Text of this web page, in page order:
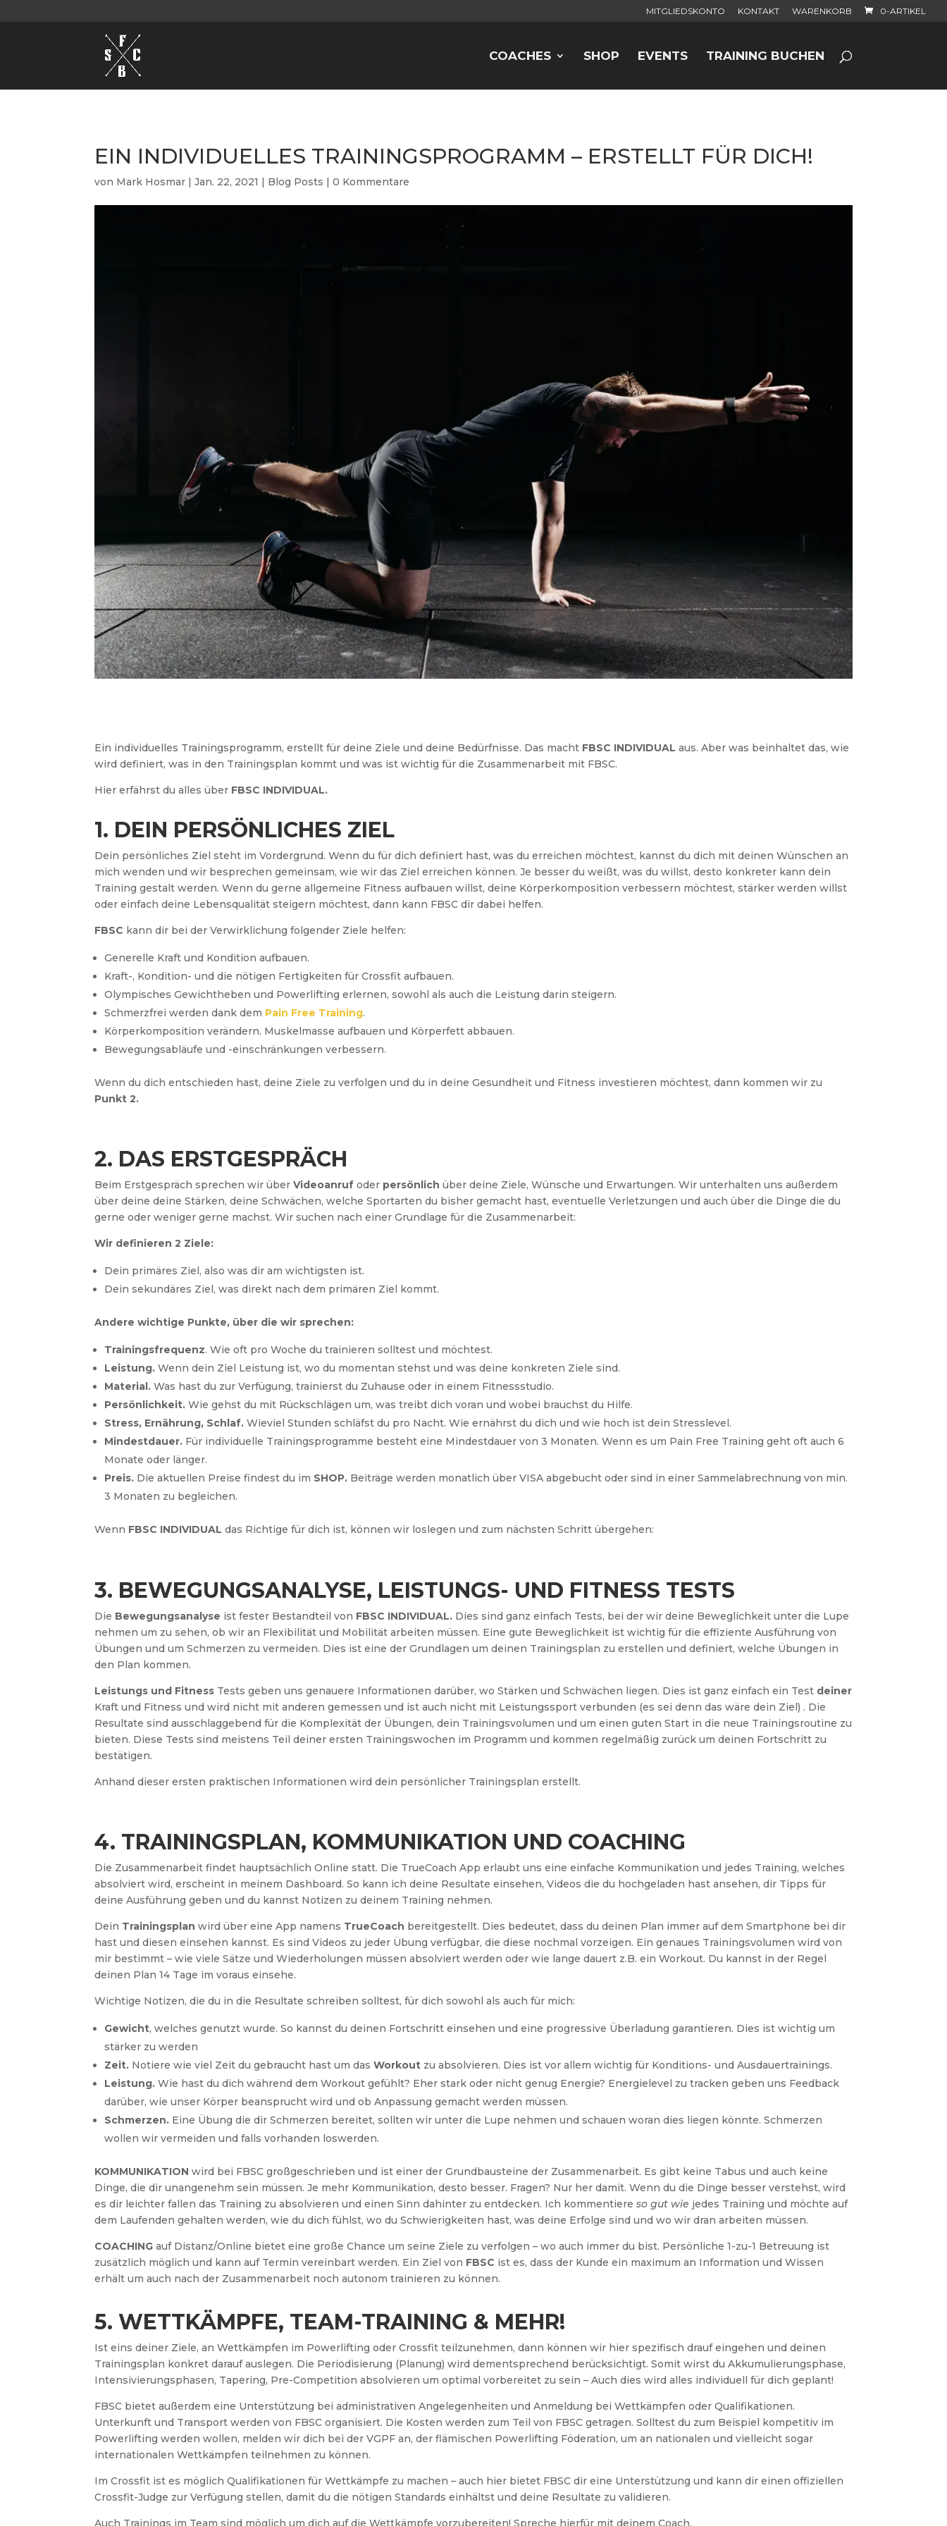
MITGLIEDSKONTO KONTAKT WARENKORB 0-ARTIKEL
COACHES SHOP EVENTS TRAINING BUCHEN
EIN INDIVIDUELLES TRAININGSPROGRAMM – ERSTELLT FÜR DICH!
von Mark Hosmar |Jan. 22, 2021 | Blog Posts |0 Kommentare
Ein individuelles Trainingsprogramm, erstellt für deine Ziele und deine Bedürfnisse. Das macht FBSC INDIVIDUALaus. Aber was beinhaltet das, wie
wird definiert, was in den Trainingsplan kommt und was ist wichtig für die Zusammenarbeit mit FBSC.
Hier erfährst du alles über FBSC INDIVIDUAL.
1. DEIN PERSÖNLICHES ZIEL
Dein persönliches Ziel steht im Vordergrund. Wenn du für dich definiert hast, was du erreichen möchtest, kannst du dich mit deinen Wünschen an
mich wenden und wir besprechen gemeinsam, wie wir das Ziel erreichen können. Je besser du weißt, was du willst, desto konkreter kann dein
Training gestalt werden. Wenn du gerne allgemeine Fitness aufbauen willst, deine Körperkomposition verbessern möchtest, stärker werden willst
oder einfach deine Lebensqualität steigern möchtest, dann kann FBSC dir dabei helfen.
FBSC kann dir bei der Verwirklichung folgender Ziele helfen:
Generelle Kraft und Kondition aufbauen.
Kraft-, Kondition- und die nötigen Fertigkeiten für Crossfit aufbauen.
Olympisches Gewichtheben und Powerlifting erlernen, sowohl als auch die Leistung darin steigern.
Schmerzfrei werden dank dem Pain Free Training.
Körperkomposition verändern. Muskelmasse aufbauen und Körperfett abbauen.
Bewegungsabläufe und -einschränkungen verbessern.
Wenn du dich entschieden hast, deine Ziele zu verfolgen und du in deine Gesundheit und Fitness investieren möchtest, dann kommen wir zu
Punkt 2.
2. DAS ERSTGESPRÄCH
Beim Erstgespräch sprechen wir überVideoanruf oder persönlich über deine Ziele, Wünsche und Erwartungen. Wir unterhalten uns außerdem
über deine deine Stärken, deine Schwächen, welche Sportarten du bisher gemacht hast, eventuelle Verletzungen und auch über die Dinge die du
gerne oder weniger gerne machst. Wir suchen nach einer Grundlage für die Zusammenarbeit:
Wir definieren 2 Ziele:
Dein primäres Ziel, also was dir am wichtigsten ist.
Dein sekundäres Ziel, was direkt nach dem primären Ziel kommt.
Andere wichtige Punkte, über die wir sprechen:
Trainingsfrequenz. Wie oft pro Woche du trainieren solltest und möchtest.
Leistung. Wenn dein Ziel Leistung ist, wo du momentan stehst und was deine konkreten Ziele sind.
Material. Was hast du zur Verfügung, trainierst du Zuhause oder in einem Fitnessstudio.
Persönlichkeit.Wie gehst du mit Rückschlägen um, was treibt dich voran und wobei brauchst du Hilfe.
Stress, Ernährung, Schlaf.Wieviel Stunden schläfst du pro Nacht. Wie ernährst du dich und wie hoch ist dein Stresslevel.
Mindestdauer. Für individuelle Trainingsprogramme besteht eine Mindestdauer von 3 Monaten. Wenn es um Pain Free Training geht oft auch 6
Monate oder länger.
Preis. Die aktuellen Preise findest du im SHOP. Beiträge werden monatlich über VISA abgebucht oder sind in einer Sammelabrechnung von min.
3 Monaten zu begleichen.
Wenn FBSC INDIVIDUAL das Richtige für dich ist, können wir loslegen und zum nächsten Schritt übergehen:
3. BEWEGUNGSANALYSE, LEISTUNGS- UND FITNESS TESTS
Die Bewegungsanalyse ist fester Bestandteil von FBSC INDIVIDUAL. Dies sind ganz einfach Tests, bei der wir deine Beweglichkeit unter die Lupe
nehmen um zu sehen, ob wir an Flexibilität und Mobilität arbeiten müssen. Eine gute Beweglichkeit ist wichtig für die effiziente Ausführung von
Übungen und um Schmerzen zu vermeiden. Dies ist eine der Grundlagen um deinen Trainingsplan zu erstellen und definiert, welche Übungen in
den Plan kommen.
Leistungs und Fitness Tests geben uns genauere Informationen darüber, wo Stärken und Schwächen liegen. Dies ist ganz einfach ein Test deiner
Kraft und Fitness und wird nicht mit anderen gemessen und ist auch nicht mit Leistungssport verbunden (es sei denn das wäre dein Ziel) . Die
Resultate sind ausschlaggebend für die Komplexität der Übungen, dein Trainingsvolumen und um einen guten Start in die neue Trainingsroutine zu
bieten. Diese Tests sind meistens Teil deiner ersten Trainingswochen im Programm und kommen regelmäßig zurück um deinen Fortschritt zu
bestätigen.
Anhand dieser ersten praktischen Informationen wird dein persönlicher Trainingsplan erstellt.
4. TRAININGSPLAN, KOMMUNIKATION UND COACHING
Die Zusammenarbeit findet hauptsächlich Online statt. Die TrueCoach App erlaubt uns eine einfache Kommunikation und jedes Training, welches
absolviert wird, erscheint in meinem Dashboard. So kann ich deine Resultate einsehen, Videos die du hochgeladen hast ansehen, dir Tipps für
deine Ausführung geben und du kannst Notizen zu deinem Training nehmen.
Dein Trainingsplan wird über eine App namens TrueCoach bereitgestellt. Dies bedeutet, dass du deinen Plan immer auf dem Smartphone bei dir
hast und diesen einsehen kannst. Es sind Videos zu jeder Übung verfügbar, die diese nochmal vorzeigen. Ein genaues Trainingsvolumen wird von
mir bestimmt – wie viele Sätze und Wiederholungen müssen absolviert werden oder wie lange dauert z.B. ein Workout. Du kannst in der Regel
deinen Plan 14 Tage im voraus einsehe.
Wichtige Notizen, die du in die Resultate schreiben solltest, für dich sowohl als auch für mich:
Gewicht, welches genutzt wurde. So kannst du deinen Fortschritt einsehen und eine progressive Überladung garantieren. Dies ist wichtig um
stärker zu werden
Zeit. Notiere wie viel Zeit du gebraucht hast um dasWorkout zu absolvieren. Dies ist vor allem wichtig für Konditions- und Ausdauertrainings.
Leistung. Wie hast du dich während dem Workout gefühlt? Eher stark oder nicht genug Energie? Energielevel zu tracken geben uns Feedback
darüber, wie unser Körper beansprucht wird und ob Anpassung gemacht werden müssen.
Schmerzen. Eine Übung die dir Schmerzen bereitet, sollten wir unter die Lupe nehmen und schauen woran dies liegen könnte. Schmerzen
wollen wir vermeiden und falls vorhanden loswerden.
KOMMUNIKATIONwird bei FBSC großgeschrieben und ist einer der Grundbausteine der Zusammenarbeit. Es gibt keine Tabus und auch keine
Dinge, die dir unangenehm sein müssen. Je mehr Kommunikation, desto besser. Fragen? Nur her damit. Wenn du die Dinge besser verstehst, wird
es dir leichter fallen das Training zu absolvieren und einen Sinn dahinter zu entdecken. Ich kommentiereso gut wie jedes Training und möchte auf
dem Laufenden gehalten werden, wie du dich fühlst, wo du Schwierigkeiten hast, was deine Erfolge sind und wo wir dran arbeiten müssen.
COACHING auf Distanz/Online bietet eine große Chance um seine Ziele zu verfolgen – wo auch immer du bist. Persönliche 1-zu-1 Betreuung ist
zusätzlich möglich und kann auf Termin vereinbart werden. Ein Ziel von FBSC ist es, dass der Kunde ein maximum an Information und Wissen
erhält um auch nach der Zusammenarbeit noch autonom trainieren zu können.
5. WETTKÄMPFE, TEAM-TRAINING & MEHR!
Ist eins deiner Ziele, an Wettkämpfen im Powerlifting oder Crossfit teilzunehmen, dann können wir hier spezifisch drauf eingehen und deinen
Trainingsplan konkret darauf auslegen. Die Periodisierung (Planung) wird dementsprechend berücksichtigt. Somit wirst du Akkumulierungsphase,
Intensivierungsphasen, Tapering, Pre-Competition absolvieren um optimal vorbereitet zu sein – Auch dies wird alles individuell für dich geplant!
FBSC bietet außerdem eine Unterstützung bei administrativen Angelegenheiten und Anmeldung bei Wettkämpfen oder Qualifikationen.
Unterkunft und Transport werden von FBSC organisiert. Die Kosten werden zum Teil von FBSC getragen. Solltest du zum Beispiel kompetitiv im
Powerlifting werden wollen, melden wir dich bei der VGPF an, der flämischen Powerlifting Föderation, um an nationalen und vielleicht sogar
internationalen Wettkämpfen teilnehmen zu können.
Im Crossfit ist es möglich Qualifikationen für Wettkämpfe zu machen – auch hier bietet FBSC dir eine Unterstützung und kann dir einen offiziellen
Crossfit-Judge zur Verfügung stellen, damit du die nötigen Standards einhältst und deine Resultate zu validieren.
Auch Trainings im Team sind möglich um dich auf die Wettkämpfe vorzubereiten! Spreche hierfür mit deinem Coach.